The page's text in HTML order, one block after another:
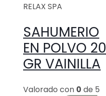
RELAX SPA
SAHUMERIO
EN POLVO 20
GR VAINILLA
Valorado con 0 de 5